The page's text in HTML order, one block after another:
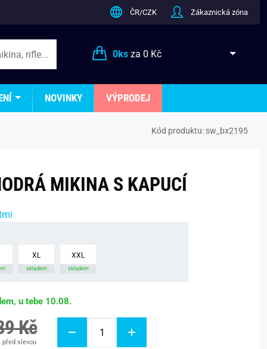
ČR/CZK Zákaznická zóna
0ksza 0 Kč
NOVINKY VÝPRODEJ
Kód produktu: sw_bx2195
MIKINA S KAPUCÍ
XL
skladem
XXL
skladem
u tebe 10.08.
Kč
před slevou